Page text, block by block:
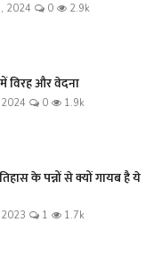
2024 0 2.9k
विरह और वेदना
2024 0 1.9k
के पन्नों से क्यों गायब है ये
2023 1 1.7k